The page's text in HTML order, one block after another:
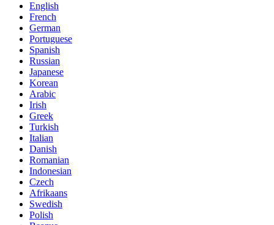
English
French
German
Portuguese
Spanish
Russian
Japanese
Korean
Arabic
Irish
Greek
Turkish
Italian
Danish
Romanian
Indonesian
Czech
Afrikaans
Swedish
Polish